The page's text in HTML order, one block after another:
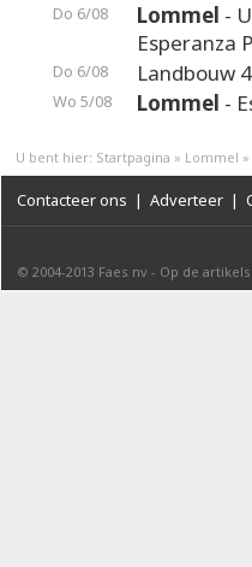
Do 6/08 Lommel -
Esperanza
Do 6/08 Landbouw
Wo 5/08 Lommel -
U bent hier: Startpagina » Lommel »
Contacteer ons | Adverteer |
© 2004-2013 Faes nv - Op de